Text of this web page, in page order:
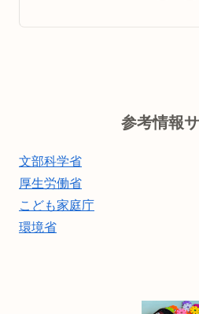
参考情報
文部科学省
厚生労働省
こども家庭庁
環境省